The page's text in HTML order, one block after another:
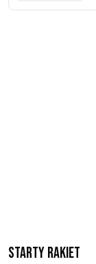
Starty rakiet